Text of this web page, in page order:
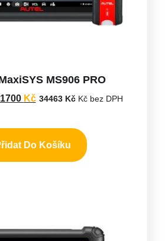
MS906 PRO
Kč 34463 KčKč bez DPH
Do Košíku